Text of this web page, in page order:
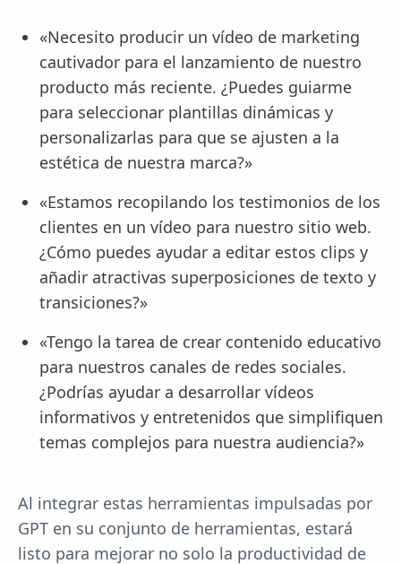
«Necesito producir un vídeo de marketing
cautivador para el lanzamiento de nuestro
producto más reciente. ¿Puedes guiarme
para seleccionar plantillas dinámicas y
personalizarlas para que se ajusten a la
estética de nuestra marca?»
«Estamos recopilando los testimonios de los
clientes en un vídeo para nuestro sitio web.
¿Cómo puedes ayudar a editar estos clips y
añadir atractivas superposiciones de texto y
transiciones?»
«Tengo la tarea de crear contenido educativo
para nuestros canales de redes sociales.
¿Podrías ayudar a desarrollar vídeos
informativos y entretenidos que simplifiquen
temas complejos para nuestra audiencia?»
Al integrar estas herramientas impulsadas por
GPT en su conjunto de herramientas, estará
listo para mejorar no solo la productividad de